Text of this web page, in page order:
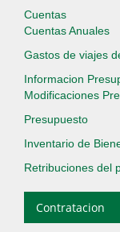
Cuentas
Cuentas Anuales
Gastos de viajes
Informacion
Modificaciones
Presupuesto
Inventario de
Retribuciones del
Contratacion